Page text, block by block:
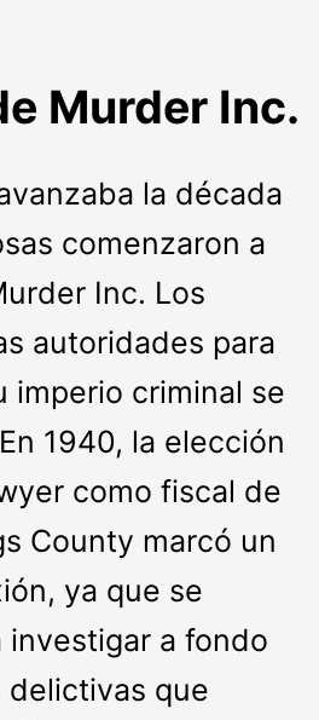
Murder Inc.
la década
comenzaron a
Inc. Los
autoridades para
imperio criminal se
1940, la elección
como fiscal de
County marcó un
ya que se
a fondo
delictivas que